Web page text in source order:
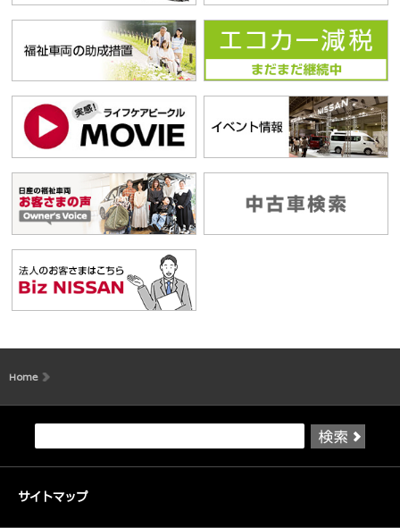
Home
サイトマップ